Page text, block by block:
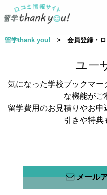
留学thank you! > 会員登録・ロ
ユー
気になった学校ブックマー
な機能がご
留学費用のお見積りやお申
引きや特典
メール